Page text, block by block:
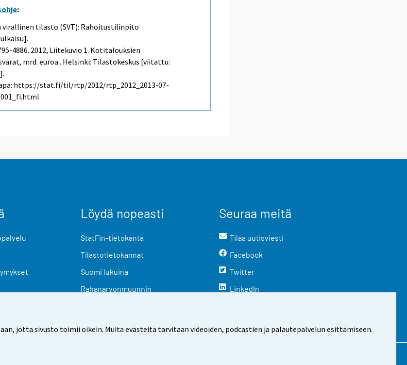
jotta sivusto toimii oikein. Muita evästeitä tarvitaan videoiden, podcastien ja palautepalvelun esittämiseen.
:
virallinen tilasto (SVT): Rahoitustilinpito
4886. 2012, Liitekuvio 1. Kotitalouksien
mrd. euroa . Helsinki: Tilastokeskus [viitattu:
https://stat.fi/til/rtp/2012/rtp_2012_2013-07-
Löydä nopeasti
StatFin-tietokanta
Tilastotietokannat
Suomi lukuina
Rahanarvonmuunnin
Seuraa meitä
Tilaa uutisviesti
Facebook
Twitter
LinkedIn